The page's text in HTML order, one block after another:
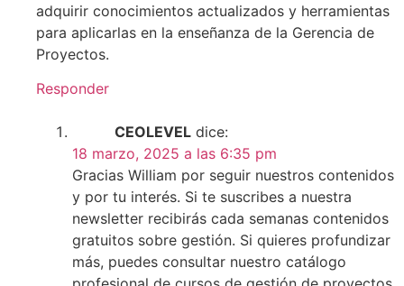
adquirir conocimientos actualizados y herramientas
para aplicarlas en la enseñanza de la Gerencia de
Proyectos.
Responder
CEOLEVEL dice:
18 marzo, 2025 a las 6:35 pm
Gracias William por seguir nuestros contenidos
y por tu interés. Si te suscribes a nuestra
newsletter recibirás cada semanas contenidos
gratuitos sobre gestión. Si quieres profundizar
más, puedes consultar nuestro catálogo